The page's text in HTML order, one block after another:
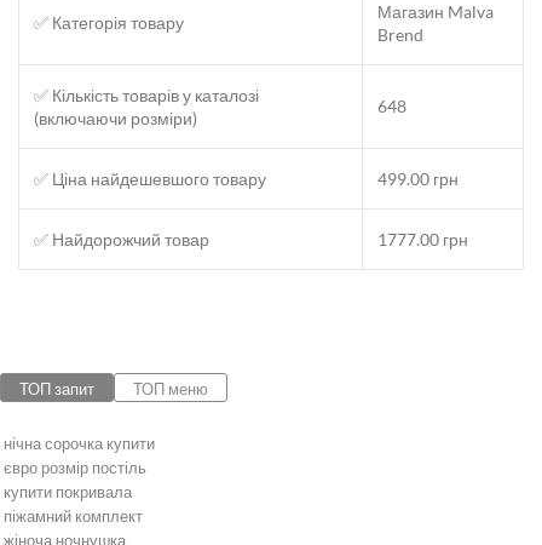
✅ Категорія товару
Магазин Malva
Brend
✅ Кількість товарів у каталозі
(включаючи розміри)
648
✅ Ціна найдешевшого товару 499.00 грн
✅ Найдорожчий товар 1777.00 грн
ТОП запит ТОП меню
нічна сорочка купити
євро розмір постіль
купити покривала
піжамний комплект
жіноча ночнушка